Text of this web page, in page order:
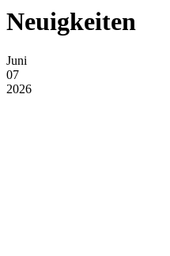
Neuigkeiten
Juni
07
2026